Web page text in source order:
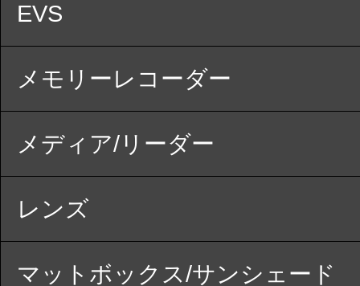
EVS
メモリーレコーダー
メディア/リーダー
レンズ
マットボックス/サンシェード